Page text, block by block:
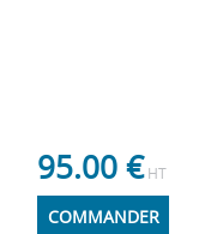
95.00 €HT
COMMANDER